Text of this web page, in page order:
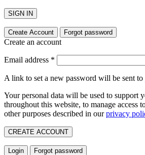
SIGN IN
Create Account Forgot password
Create an account
Email address *
A link to set a new password will be sent to
Your personal data will be used to support
throughout this website, to manage access
other purposes described in ourprivacy
CREATE ACCOUNT
Login Forgot password